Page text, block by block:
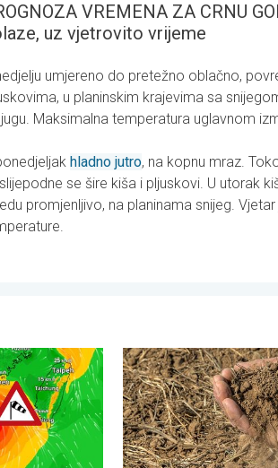
VREMENA ZA CRNU
uz vjetrovito vrijeme
umjereno do pretežno oblačno,
u planinskim krajevima sa
Maksimalna temperatura uglavnom
hladno jutro, na kopnu mraz.
se šire kiša i pljuskovi. U utorak
promjenljivo, na planinama snijeg.
Do 500 litara kiše. . . petak, 24. srpnja
Toplina isušuje tlo sve